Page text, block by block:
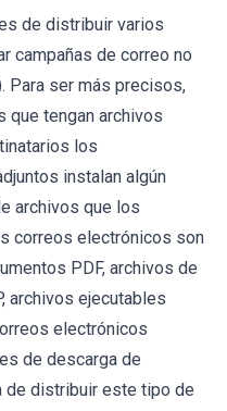
de distribuir varios
campañas de correo no
Para ser más precisos,
que tengan archivos
los
instalan algún
archivos que los
correos electrónicos son
PDF, archivos de
archivos ejecutables
electrónicos
de descarga de
de distribuir este tipo de